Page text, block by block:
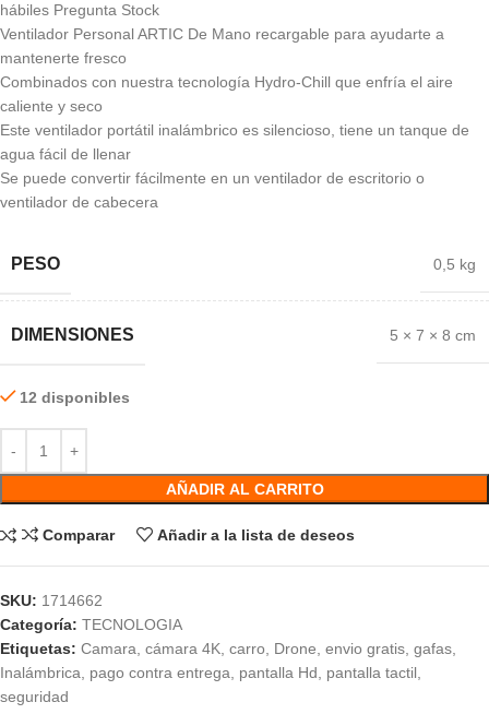
hábiles Pregunta Stock
Ventilador Personal ARTIC De Mano recargable para ayudarte a
mantenerte fresco
Combinados con nuestra tecnología Hydro-Chill que enfría el aire
caliente y seco
Este ventilador portátil inalámbrico es silencioso, tiene un tanque de
agua fácil de llenar
Se puede convertir fácilmente en un ventilador de escritorio o
ventilador de cabecera
PESO 0,5 kg
DIMENSIONES 5 × 7 × 8 cm
12 disponibles
AÑADIR AL CARRITO
Comparar Añadir a la lista de deseos
SKU: 1714662
Categoría: TECNOLOGIA
Etiquetas: Camara cámara 4K carro Drone envio gratis gafas
Inalámbrica
pago contra entrega pantalla Hd pantalla tactil
seguridad